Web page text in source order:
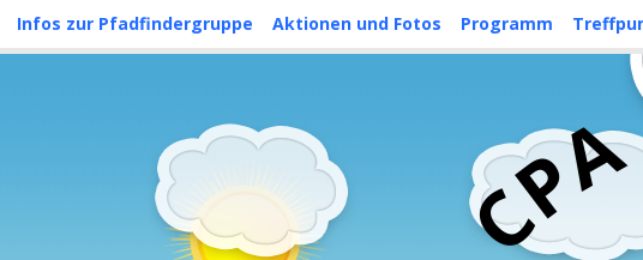
content
Infos zur Pfadfindergruppe Aktionen und Fotos Programm
C
P
A